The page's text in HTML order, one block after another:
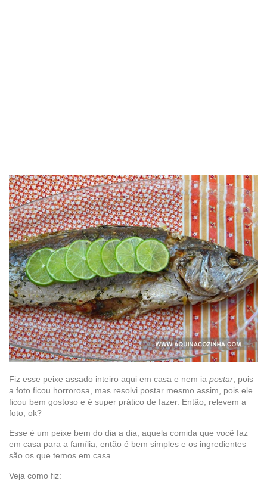
Fiz esse peixe assado inteiro aqui em casa e nem ia postar , pois
a foto ficou horrorosa, mas resolvi postar mesmo assim, pois ele
ficou bem gostoso e é super prático de fazer. Então, relevem a
foto, ok?
Esse é um peixe bem do dia a dia, aquela comida que você faz
em casa para a família, então é bem simples e os ingredientes
são os que temos em casa.
Veja como fiz: